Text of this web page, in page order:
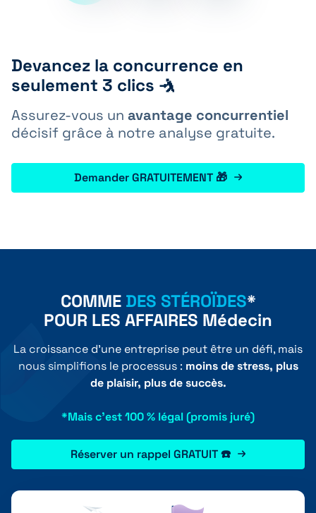
Devancez la concurrence en
seulement 3 clics 🤺
Assurez-vous un avantage concurrentiel
décisif grâce à notre analyse gratuite.
Demander GRATUITEMENT 🎁
COMME DES STÉROÏDES*
POUR LES AFFAIRES Médecin
La croissance d'une entreprise peut être un défi, mais
nous simplifions le processus : moins de stress, plus
de plaisir, plus de succès.
*Mais c'est 100 % légal (promis juré)
Réserver un rappel GRATUIT ☎️